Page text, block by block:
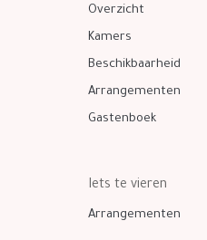
Overzicht
Kamers
Beschikbaarheid
Arrangementen
Gastenboek
Iets te vieren
Arrangementen